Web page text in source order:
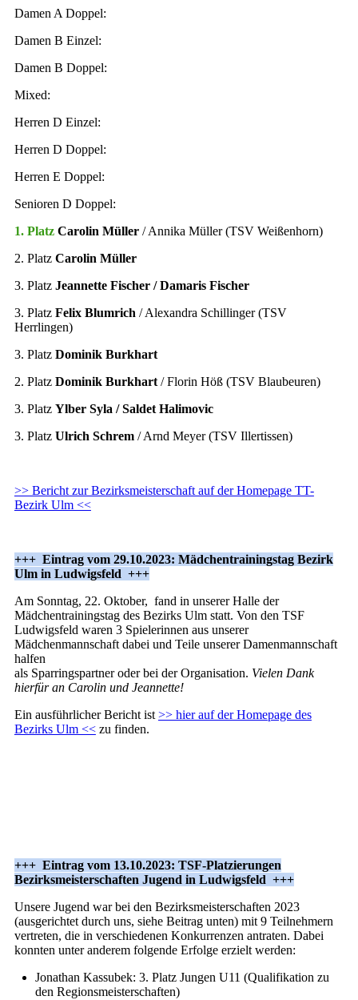
Damen A Doppel:
Damen B Einzel:
Damen B Doppel:
Mixed:
Herren D Einzel:
Herren D Doppel:
Herren E Doppel:
Senioren D Doppel:
1. Platz Carolin Müller/ Annika Müller (TSV Weißenhorn)
2. Platz Carolin Müller
3. Platz Jeannette Fischer / Damaris Fischer
3. Platz Felix Blumrich / Alexandra Schillinger (TSV
Herrlingen)
3. Platz Dominik Burkhart
2. Platz Dominik Burkhart/ Florin Höß (TSV Blaubeuren)
3. Platz Ylber Syla / Saldet Halimovic
3. Platz Ulrich Schrem/ Arnd Meyer (TSV Illertissen)
>> Bericht zur Bezirksmeisterschaft auf der Homepage TT-
Bezirk Ulm <<
+++ Eintrag vom 29.10.2023: Mädchentrainingstag Bezirk
Ulm in Ludwigsfeld +++
Am Sonntag, 22. Oktober, fand in unserer Halle der
Mädchentrainingstag des Bezirks Ulm statt. Von den TSF
Ludwigsfeld waren 3 Spielerinnen aus unserer
Mädchenmannschaft dabei und Teile unserer Damenmannschaft
halfen
als Sparringspartner oder bei der Organisation. Vielen Dank
hierfür an Carolin und Jeannette!
Ein ausführlicher Bericht ist >> hier auf der Homepage des
Bezirks Ulm <<zu finden.
+++ Eintrag vom 13.10.2023: TSF-Platzierungen
Bezirksmeisterschaften Jugend in Ludwigsfeld +++
Unsere Jugend war bei den Bezirksmeisterschaften 2023
(ausgerichtet durch uns, siehe Beitrag unten) mit 9 Teilnehmern
vertreten, die in verschiedenen Konkurrenzen antraten. Dabei
konnten unter anderem folgende Erfolge erzielt werden:
Jonathan Kassubek: 3. Platz Jungen U11 (Qualifikation zu
den Regionsmeisterschaften)